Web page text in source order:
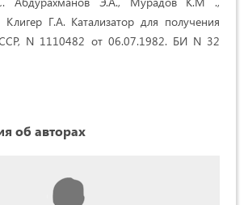
Г.А. Катализатор для получения
N 1110482 от 06.07.1982. БИ N 32
об авторах